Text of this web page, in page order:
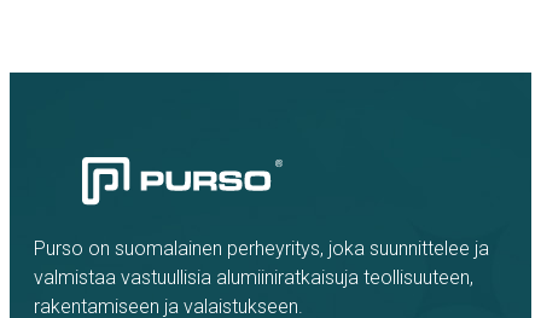
Purso on suomalainen perheyritys, joka suunnittelee ja
valmistaa vastuullisia alumiiniratkaisuja teollisuuteen,
rakentamiseen ja valaistukseen.